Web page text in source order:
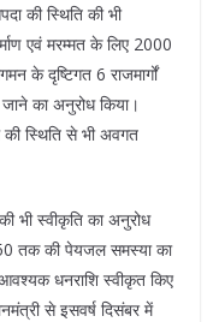
की स्थिति की भी
एवं मरम्मत के लिए 2000
के दृष्टिगत 6 राजमार्गों
का अनुरोध किया।
की स्थिति से भी अवगत
भी स्वीकृति का अनुरोध
तक की पेयजल समस्या का
धनराशि स्वीकृत किए
से इसवर्ष दिसंबर में